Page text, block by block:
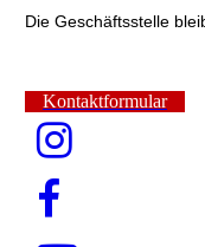
Die Geschäftsstelle
Kontaktformular